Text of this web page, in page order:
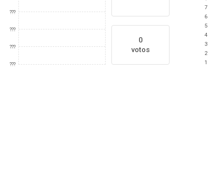
???
???
???
???
0
votos
7
6
5
4
3
2
1